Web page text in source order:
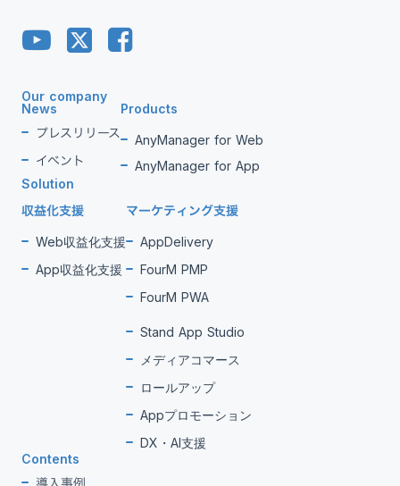
Our company
News
プレスリリース
イベント
Products
AnyManager for Web
AnyManager for App
Solution
収益化支援
Web収益化支援
App収益化支援
マーケティング支援
AppDelivery
FourM PMP
FourM PWA
Stand App Studio
メディアコマース
ロールアップ
Appプロモーション
DX・AI支援
Contents